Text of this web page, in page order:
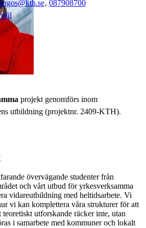
, 087908700
projekt genomförs inom
utbildning (projektnr. 2409-KTH).
övervägande studenter från
och vårt utbud för yrkesverksamma
vidareutbildning med heltidsarbete. Vi
vi kan komplettera våra strukturer för att
teoretiskt utforskande räcker inte, utan
i samarbete med kommuner och lokalt